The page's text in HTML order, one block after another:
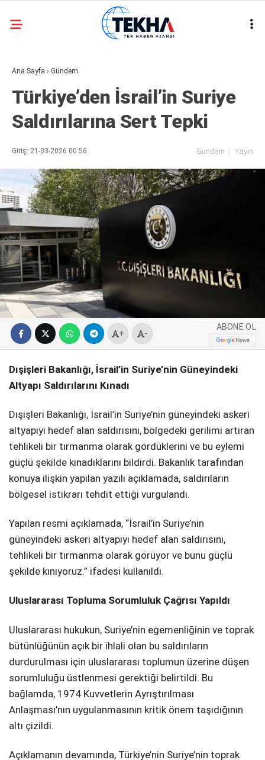
Instagram
Youtube
31.2
ASAYIŞ
GÜNDEM
EKONOMI
POLITIKA
SIYASET
DÜNYA
METEOROLOJI
SPOR
SERVISLER
Ana Sayfa › Gündem
Türkiye’den İsrail’in Suriye
Saldırılarına Sert Tepki
Giriş: 21-03-2026 00:56 Gündem Yayın
+ -
ABONE OL
Dışişleri Bakanlığı, İsrail’in Suriye’nin Güneyindeki
Altyapı Saldırılarını Kınadı
Dışişleri Bakanlığı, İsrail’in Suriye’nin güneyindeki askeri
altyapıyı hedef alan saldırısını, bölgedeki gerilimi artıran
tehlikeli bir tırmanma olarak gördüklerini ve bu eylemi
güçlü şekilde kınadıklarını bildirdi. Bakanlık tarafından
konuya ilişkin yapılan yazılı açıklamada, saldırıların
bölgesel istikrarı tehdit ettiği vurgulandı.
Yapılan resmi açıklamada, “İsrail’in Suriye’nin
güneyindeki askeri altyapıyı hedef alan saldırısını,
tehlikeli bir tırmanma olarak görüyor ve bunu güçlü
şekilde kınıyoruz.” ifadesi kullanıldı.
Uluslararası Topluma Sorumluluk Çağrısı Yapıldı
Uluslararası hukukun, Suriye’nin egemenliğinin ve toprak
bütünlüğünün açık bir ihlali olan bu saldırıların
durdurulması için uluslararası toplumun üzerine düşen
sorumluluğu üstlenmesi gerektiği belirtildi. Bu
bağlamda, 1974 Kuvvetlerin Ayrıştırılması
Anlaşması’nın uygulanmasının kritik önem taşıdığının
altı çizildi.
Açıklamanın devamında, Türkiye’nin Suriye’nin toprak